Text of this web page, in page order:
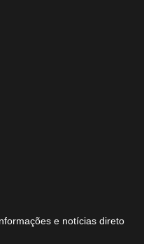
e notícias direto